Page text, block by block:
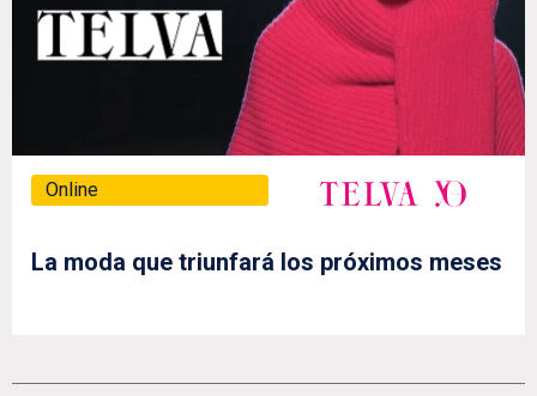
Online
La moda que triunfará los próximos meses